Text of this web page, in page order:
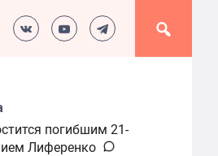
погибшим 21-
Лиференко